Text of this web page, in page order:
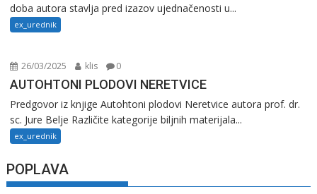
doba autora stavlja pred izazov ujednačenosti u...
ex_urednik
26/03/2025 klis 0
AUTOHTONI PLODOVI NERETVICE
Predgovor iz knjige Autohtoni plodovi Neretvice autora prof. dr.
sc. Jure Belje Različite kategorije biljnih materijala...
ex_urednik
POPLAVA